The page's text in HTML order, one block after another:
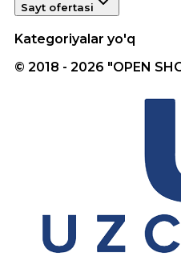
Sayt ofertasi
Kategoriyalar yo'q
© 2018 - 2026 "OPEN